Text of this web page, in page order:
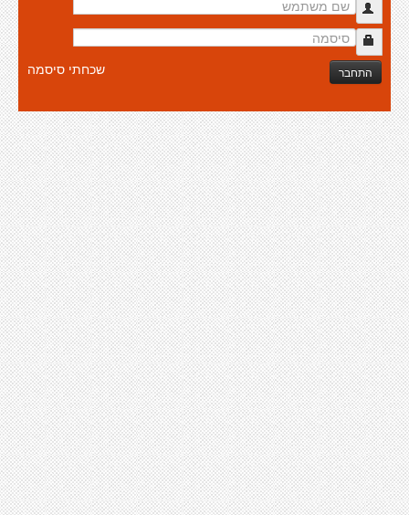
התחבר שכחתי סיסמה